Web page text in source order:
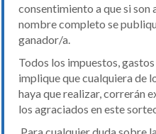
consentimiento a que si son
nombre completo se
ganador/a.
Todos los impuestos,
implique que cualquiera de
haya que realizar, correrán
los agraciados en este